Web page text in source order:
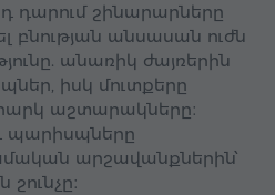
դարում շինարարները
բնության անսասան ուժն
անառիկ ժայռերին
իսկ մուտքերը
աշտարակները։
պարիսպները
արշավանքներին՝